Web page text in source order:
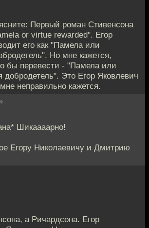
Первый роман Стивенсона
or virtue rewarded". Егор
его как "Памела или
Но мне кажется,
бы перевести - "Памела или
добродетель". Это Егор Яковлевич
неправильно кажется.
Шикаааарно!
Егору Николаевичу и Дмитрию
а Ричардсона. Егор